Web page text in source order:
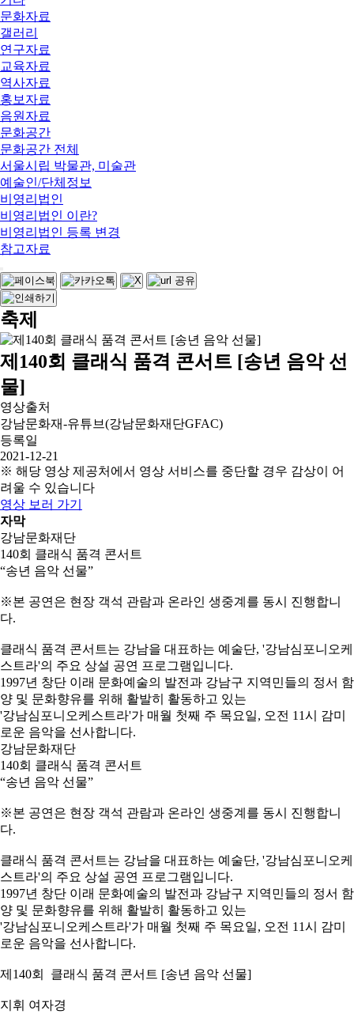
문화자료
갤러리
연구자료
교육자료
역사자료
홍보자료
음원자료
문화공간
문화공간 전체
서울시립 박물관, 미술관
예술인/단체정보
비영리법인
비영리법인 이란?
비영리법인 등록 변경
참고자료
축제
제140회 클래식 품격 콘서트 [송년 음악 선
물]
영상출처
강남문화재-유튜브(강남문화재단GFAC)
등록일
2021-12-21
※ 해당 영상 제공처에서 영상 서비스를 중단할 경우 감상이 어
려울 수 있습니다
영상 보러 가기
자막
강남문화재단
140회 클래식 품격 콘서트
“송년 음악 선물”
※본 공연은 현장 객석 관람과 온라인 생중계를 동시 진행합니
다.
클래식 품격 콘서트는 강남을 대표하는 예술단, '강남심포니오케
스트라'의 주요 상설 공연 프로그램입니다.
1997년 창단 이래 문화예술의 발전과 강남구 지역민들의 정서 함
양 및 문화향유를 위해 활발히 활동하고 있는
'강남심포니오케스트라'가 매월 첫째 주 목요일, 오전 11시 감미
로운 음악을 선사합니다.
강남문화재단
140회 클래식 품격 콘서트
“송년 음악 선물”
※본 공연은 현장 객석 관람과 온라인 생중계를 동시 진행합니
다.
클래식 품격 콘서트는 강남을 대표하는 예술단, '강남심포니오케
스트라'의 주요 상설 공연 프로그램입니다.
1997년 창단 이래 문화예술의 발전과 강남구 지역민들의 정서 함
양 및 문화향유를 위해 활발히 활동하고 있는
'강남심포니오케스트라'가 매월 첫째 주 목요일, 오전 11시 감미
로운 음악을 선사합니다.
제140회 클래식 품격 콘서트 [송년 음악 선물]
지휘 여자경